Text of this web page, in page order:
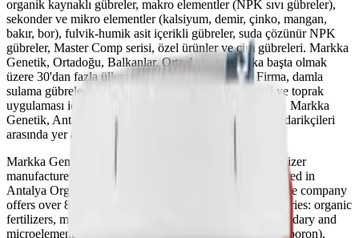
organik kaynaklı gübreler, makro elementler (NPK sıvı gübreler),
sekonder ve mikro elementler (kalsiyum, demir, çinko, mangan,
bakır, bor), fulvik-humik asit içerikli gübreler, suda çözünür NPK
gübreler, Master Comp serisi, özel ürünler ve çim gübreleri. Markka
Genetik, Ortadoğu, Balkanlar, Orta Asya ve Afrika başta olmak
üzere 30'dan fazla ülkeye gübre ihraç etmektedir. Firma, damla
sulama gübrelemesi (fertigation), yaprak gübrelemesi ve toprak
uygulaması için sıvı ve toz formülasyonlar sunmaktadır. Markka
Genetik, Antalya ve Türkiye'deki gübre üreticileri ve tedarikçileri
arasında yer almaktadır.
Markka Genetik (Markka Genetik Tarım A.Ş.) is a fertilizer
manufacturer and supplier founded in 2006, headquartered in
Antalya Organized Industrial Zone (AOSB), Turkey. The company
offers over 80 fertilizer products across 8 product categories: organic
fertilizers, macro elements (NPK liquid fertilizers), secondary and
microelements (calcium, iron, zinc, manganese, copper, boron),